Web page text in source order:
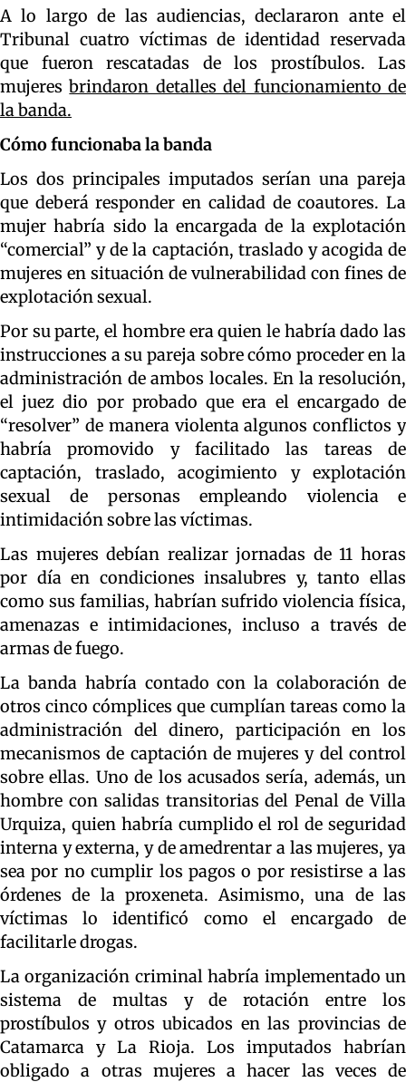
A lo largo de las audiencias, declararon ante el
Tribunal cuatro víctimas de identidad reservada
que fueron rescatadas de los prostíbulos. Las
mujeresbrindaron detalles del funcionamiento de
la banda.
Cómo funcionaba la banda
Los dos principales imputados serían una pareja
que deberá responder en calidad de coautores. La
mujer habría sido la encargada de la explotación
“comercial” y de la captación, traslado y acogida de
mujeres en situación de vulnerabilidad con fines de
explotación sexual.
Por su parte, el hombre era quien le habría dado las
instrucciones a su pareja sobre cómo proceder en la
administración de ambos locales. En la resolución,
el juez dio por probado que era el encargado de
“resolver” de manera violenta algunos conflictos y
habría promovido y facilitado las tareas de
captación, traslado, acogimiento y explotación
sexual de personas empleando violencia e
intimidación sobre las víctimas.
Las mujeres debían realizar jornadas de 11 horas
por día en condiciones insalubres y, tanto ellas
como sus familias, habrían sufrido violencia física,
amenazas e intimidaciones, incluso a través de
armas de fuego.
La banda habría contado con la colaboración de
otros cinco cómplices que cumplían tareas como la
administración del dinero, participación en los
mecanismos de captación de mujeres y del control
sobre ellas. Uno de los acusados sería, además, un
hombre con salidas transitorias del Penal de Villa
Urquiza, quien habría cumplido el rol de seguridad
interna y externa, y de amedrentar a las mujeres, ya
sea por no cumplir los pagos o por resistirse a las
órdenes de la proxeneta. Asimismo, una de las
víctimas lo identificó como el encargado de
facilitarle drogas.
La organización criminal habría implementado un
sistema de multas y de rotación entre los
prostíbulos y otros ubicados en las provincias de
Catamarca y La Rioja. Los imputados habrían
obligado a otras mujeres a hacer las veces de